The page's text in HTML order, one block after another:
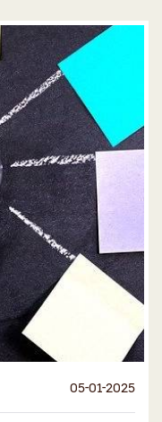
05-01-2025